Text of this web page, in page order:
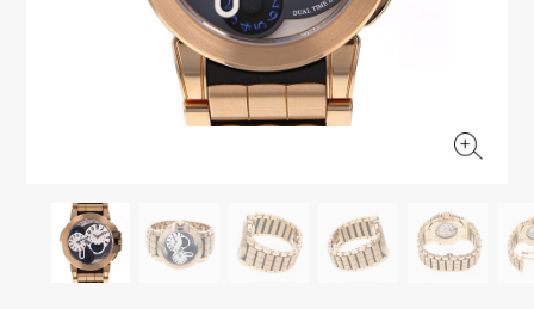
AUDEMARS PIGUET
オーデマ・ピゲ
JAEGER LE COULTRE
ジャガー・ルクルト
Cartier
カルティエ
ZENITH
ゼニス タグホイヤー
DUNAMIS
デュナミス
TABLE CLOCK
ANGLER
アングラー
ETERNITY
エタニティ
HIMAWARI YUKIZAKI BACHIKAN
ゆきざき バチカン
オリジナルジュエリー一覧へ